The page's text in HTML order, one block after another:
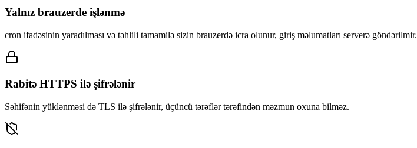
Yalnız brauzerde işlənmə
cron ifadəsinin yaradılması və təhlili tamamilə sizin brauzerdə icra olunur, giriş məlumatları serverə göndərilmir.
Rabitə HTTPS ilə şifrələnir
Səhifənin yüklənməsi də TLS ilə şifrələnir, üçüncü tərəflər tərəfindən məzmun oxuna bilməz.